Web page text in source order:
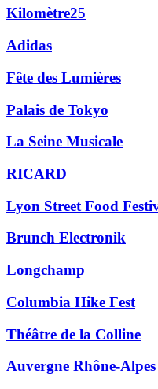
Kilomètre25
Adidas
Fête des Lumières
Palais de Tokyo
La Seine Musicale
RICARD
Lyon Street Food
Brunch Electronik
Longchamp
Columbia Hike Fest
Théâtre de la Colline
Auvergne Rhône-